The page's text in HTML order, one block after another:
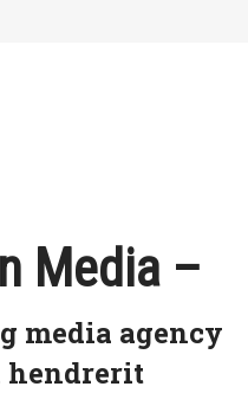
Media –
media agency
hendrerit